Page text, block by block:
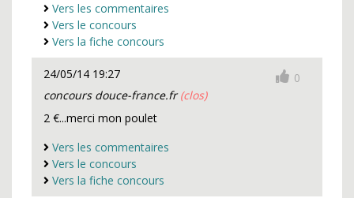
Vers les commentaires
Vers le concours
Vers la fiche concours
24/05/14 19:27
0
concours douce-france.fr(clos)
2 €...merci mon poulet
Vers les commentaires
Vers le concours
Vers la fiche concours